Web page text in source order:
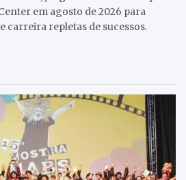
em agosto de 2026 para
carreira repletas de sucessos.